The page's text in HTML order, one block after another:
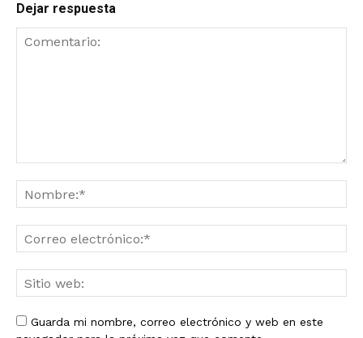
Dejar respuesta
Guarda mi nombre, correo electrónico y web en este